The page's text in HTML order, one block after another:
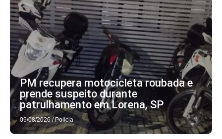
PM recupera motocicleta roubada e
prende suspeito durante
patrulhamento em Lorena, SP
09/08/2026 / Polícia